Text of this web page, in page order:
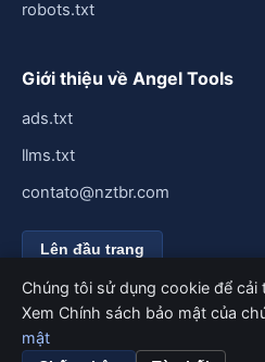
robots.txt
Giới thiệu về Angel Tools
ads.txt
llms.txt
contato@nztbr.com
Lên đầu trang
© 2026 Angel Tools. Đã đăng ký
Chúng tôi sử dụng cookie để cải
Xem Chính sách bảo mật của
mật